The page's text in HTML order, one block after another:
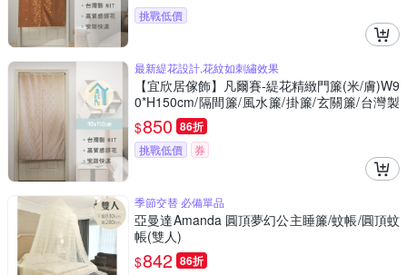
挑戰低價
最新緹花設計,花紋如刺繡效果
【宜欣居傢飾】凡爾賽-緹花精緻門簾(米/膚)W9
0*H150cm/隔間簾/風水簾/掛簾/玄關簾/台灣製
MIT
$850 86折
挑戰低價 券
季節交替 必備單品
亞曼達Amanda 圓頂夢幻公主睡簾/蚊帳/圓頂蚊
帳(雙人)
$842 86折